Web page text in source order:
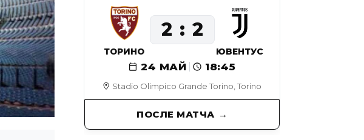
Stadio Olimpico Grande Torino, Torino
24 МАЙ 18:45
ТОРИНО
2 2
ЮВЕНТУС
ПОСЛЕ МАТЧА